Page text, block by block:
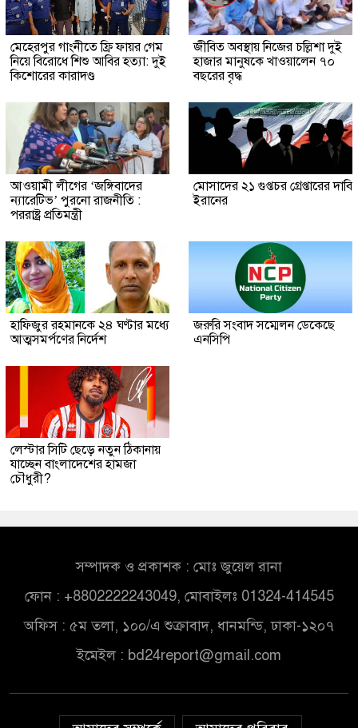
মেহেরপুর গাংনীতে ফ্রি ফায়র গেম
নিয়ে বিরোধে শিশু আবির হত্যা: দুই
কিশোরের কারাদণ্ড
জীবিত অবস্থায় নিজের চল্লিশা দুই
হাজার মানুষকে খাওয়ালেন ৭০
বছরের বৃদ্ধ
আওয়ামী লীগের ‘জঙ্গিবাদের
ন্যারেটিভ’ পুরনো রাজনীতি :
পররাষ্ট্র প্রতিমন্ত্রী
মোসাদের ২১ গুপ্তচর গ্রেপ্তারের দাবি
ইরানের
হাফিজুর রহমানকে ২৪ ঘণ্টার মধ্যে
আত্মসমর্পণের নির্দেশ
জরুরি সংবাদ সম্মেলন ডেকেছে
এনসিপি
লেস্টার সিটি ছেড়ে নতুন ঠিকানায়
যাচ্ছেন বাংলাদেশের হামজা
চৌধুরী?
সম্পাদক ও প্রকাশক : মোঃ জুয়েল রানা
ফোন : +8802222243049, মোবাইলঃ 01324-414545
অফিস : ৫ম তলা, ১০০/এ শুক্রাবাদ, ধানমন্ডি, ঢাকা-১২০৭
ইমেইল : bd24report@gmail.com